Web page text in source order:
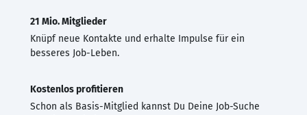
21 Mio. Mitglieder
Knüpf neue Kontakte und erhalte Impulse für ein
besseres Job-Leben.
Kostenlos profitieren
Schon als Basis-Mitglied kannst Du Deine Job-Suche